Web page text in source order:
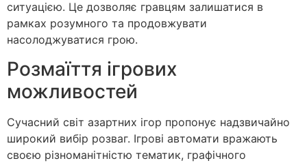
ситуацією. Це дозволяє гравцям залишатися в
рамках розумного та продовжувати
насолоджуватися грою.
Розмаїття ігрових
можливостей
Сучасний світ азартних ігор пропонує надзвичайно
широкий вибір розваг. Ігрові автомати вражають
своєю різноманітністю тематик, графічного